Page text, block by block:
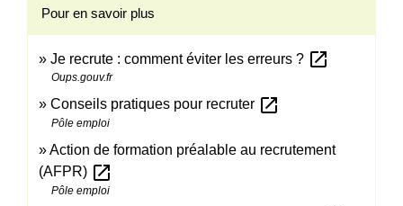
Pour en savoir plus
Je recrute : comment éviter les erreurs ? open_in_new
Oups.gouv.fr
Conseils pratiques pour recruter open_in_new
Pôle emploi
Action de formation préalable au recrutement
(AFPR) open_in_new
Pôle emploi